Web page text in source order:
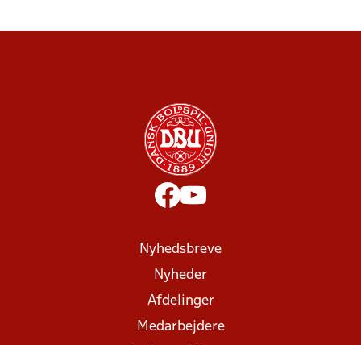
Nyhedsbreve
Nyheder
Afdelinger
Medarbejdere